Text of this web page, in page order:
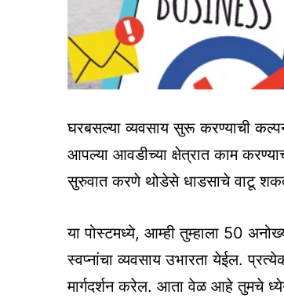
घरबसल्या व्यवसाय सुरू करण्याची
आपल्या आवडीच्या क्षेत्रात काम
सुरुवात करणे थोडेसे धाडसाचे वाटू
या पोस्टमध्ये, आम्ही तुम्हाला 50
स्वप्नांचा व्यवसाय उभारता येईल.
मार्गदर्शन करेल. आता वेळ आहे तुमचे